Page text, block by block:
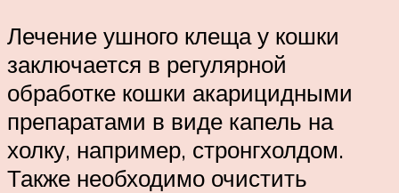
Лечение ушного клеща у кошки
заключается в регулярной
обработке кошки акарицидными
препаратами в виде капель на
холку, например, стронгхолдом.
Также необходимо очистить